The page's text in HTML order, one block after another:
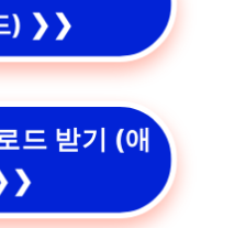
) ❯❯
드 받기 (애